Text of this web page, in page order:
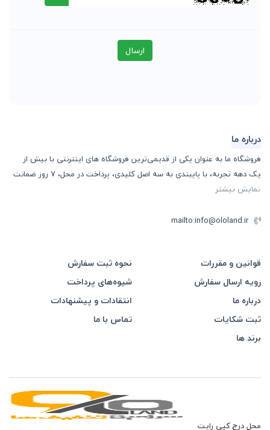
ارسال
درباره ما
فروشگاه ما به عنوان یکی از قدیمی‌ترین فروشگاه های اینترنتی با بیش از
یک دهه تجربه، با پایبندی به سه اصل کلیدی، پرداخت در محل، 7 روز ضمانت
نمایش بیشتر
mailto:info@ololand.ir
قوانین و مقررات
نحوه ثبت سفارش
رویه ارسال سفارش
شیوه‌های پرداخت
درباره ما
انتقادات و پیشنهادات
ثبت شکایات
تماس با ما
برند ها
محل درج کپی رایت